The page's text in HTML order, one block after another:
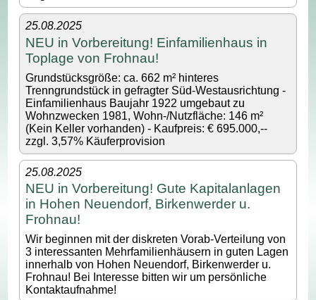
25.08.2025
NEU in Vorbereitung! Einfamilienhaus in
Toplage von Frohnau!
Grundstücksgröße: ca. 662 m² hinteres
Trenngrundstück in gefragter Süd-Westausrichtung -
Einfamilienhaus Baujahr 1922 umgebaut zu
Wohnzwecken 1981, Wohn-/Nutzfläche: 146 m²
(Kein Keller vorhanden) - Kaufpreis: € 695.000,--
zzgl. 3,57% Käuferprovision
25.08.2025
NEU in Vorbereitung! Gute Kapitalanlagen
in Hohen Neuendorf, Birkenwerder u.
Frohnau!
Wir beginnen mit der diskreten Vorab-Verteilung von
3 interessanten Mehrfamilienhäusern in guten Lagen
innerhalb von Hohen Neuendorf, Birkenwerder u.
Frohnau! Bei Interesse bitten wir um persönliche
Kontaktaufnahme!